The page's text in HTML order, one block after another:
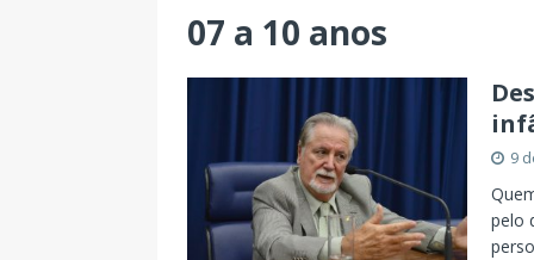
07 a 10 anos
9
pelo